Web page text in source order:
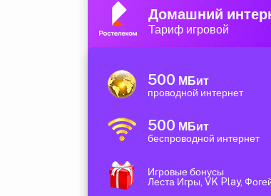
Домашний
Тариф игровой
500 МБит
проводной интернет
500 МБит
беспроводной интернет
Игровые бонусы
Леста Игры, VK Play,